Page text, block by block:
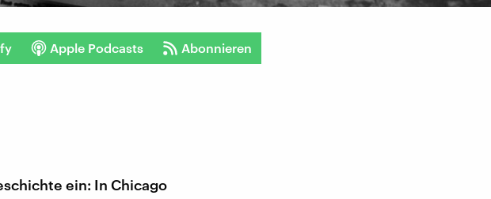
Apple Podcasts Abonnieren
ein: In Chicago